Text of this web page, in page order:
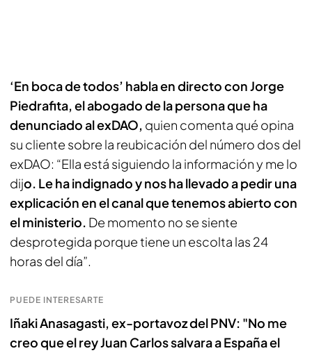
‘En boca de todos’ habla en directo con Jorge
Piedrafita, el abogado de la persona que ha
denunciado al exDAO, quien comenta qué opina
su cliente sobre la reubicación del número dos del
exDAO: “Ella está siguiendo la información y me lo
dijo. Le ha indignado y nos ha llevado a pedir una
explicación en el canal que tenemos abierto con
el ministerio. De momento no se siente
desprotegida porque tiene un escolta las 24
horas del día”.
PUEDE INTERESARTE
Iñaki Anasagasti, ex-portavoz del PNV: "No me
creo que el rey Juan Carlos salvara a España el